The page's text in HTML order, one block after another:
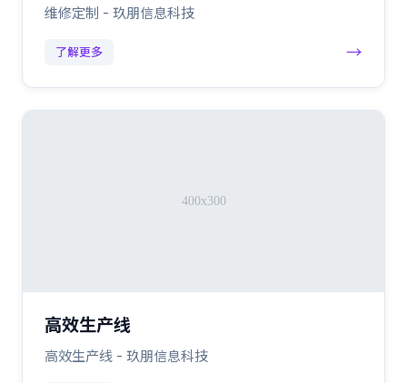
维修定制 - 玖朋信息科技
了解更多 →
高效生产线
高效生产线 - 玖朋信息科技